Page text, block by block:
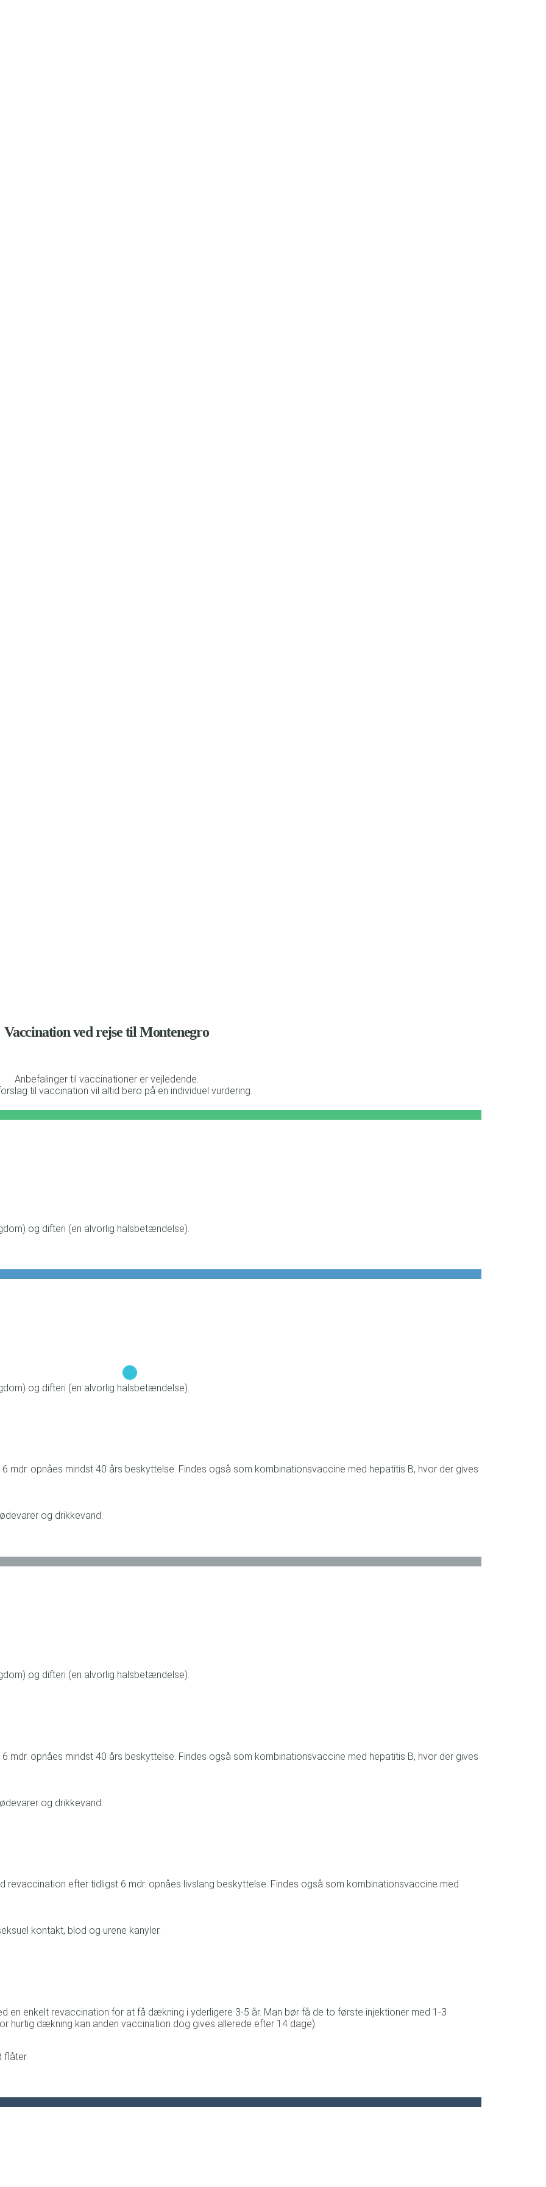
Vaccination ved rejse til Montenegro
Anbefalinger til vaccinationer er vejledende.
til vaccination vil altid bero på en individuel vurdering.
og difteri (en alvorlig halsbetændelse).
og difteri (en alvorlig halsbetændelse).
mdr. opnåes mindst 40 års beskyttelse. Findes også som kombinationsvaccine med hepatitis B, hvor der gives
og drikkevand.
og difteri (en alvorlig halsbetændelse).
mdr. opnåes mindst 40 års beskyttelse. Findes også som kombinationsvaccine med hepatitis B, hvor der gives
og drikkevand.
revaccination efter tidligst 6 mdr. opnåes livslang beskyttelse. Findes også som kombinationsvaccine med
kontakt, blod og urene kanyler.
en enkelt revaccination for at få dækning i yderligere 3-5 år. Man bør få de to første injektioner med 1-3
hurtig dækning kan anden vaccination dog gives allerede efter 14 dage).
flåter.